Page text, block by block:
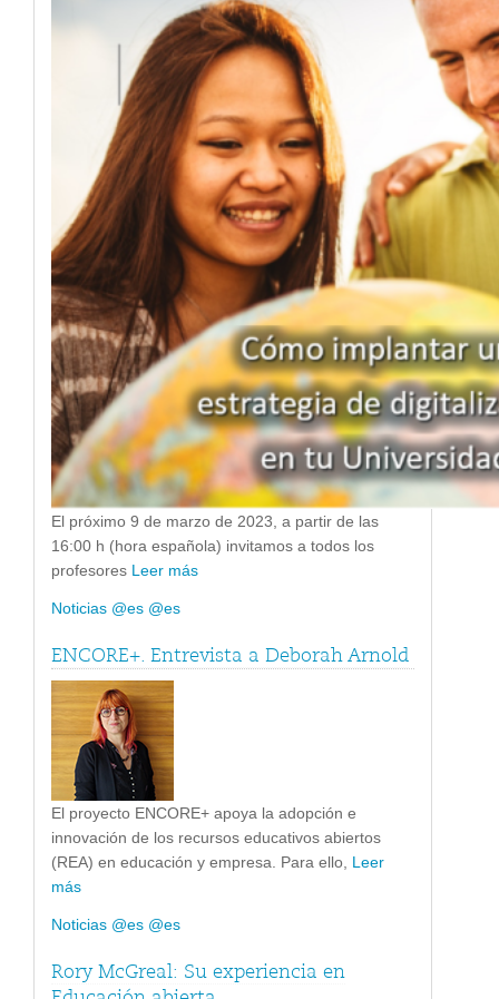
El próximo 9 de marzo de 2023, a partir de las
16:00 h (hora española) invitamos a todos los
profesores Leer más
Noticias @es @es
ENCORE+. Entrevista a Deborah Arnold
El proyecto ENCORE+ apoya la adopción e
innovación de los recursos educativos abiertos
(REA) en educación y empresa. Para ello, Leer
más
Noticias @es @es
Rory McGreal: Su experiencia en